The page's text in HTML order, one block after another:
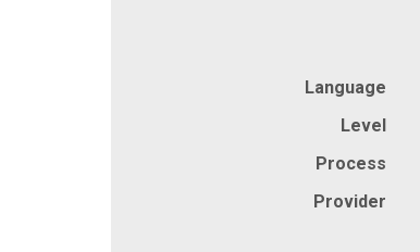
Language
Level
Process
Provider